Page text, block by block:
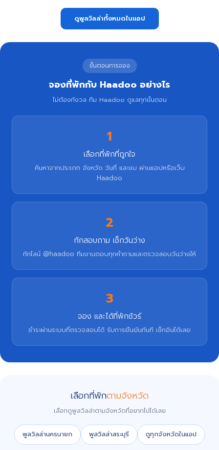
ดูพูลวิลล่าทั้งหมดในแอป
ขั้นตอนการจอง
จองที่พักกับ Haadoo อย่างไร
ไม่ต้องกังวล ทีม Haadoo ดูแลทุกขั้นตอน
1
เลือกที่พักที่ถูกใจ
ค้นหาจากประเภท จังหวัด วันที่ และงบ ผ่านแอปหรือเว็บ
Haadoo
2
ทักสอบถาม เช็กวันว่าง
ทักไลน์ @haadoo ทีมงานตอบทุกคำถามและตรวจสอบวันว่างให้
3
จอง และได้ที่พักชัวร์
ชำระผ่านระบบที่ตรวจสอบได้ รับการยืนยันทันที เช็กอินได้เลย
เลือกที่พักตามจังหวัด
เลือกดูพูลวิลล่าตามจังหวัดที่อยากไปได้เลย
พูลวิลล่านครนายก พูลวิลล่าสระบุรี ดูทุกจังหวัดในแอป